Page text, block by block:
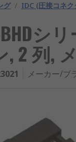
グ / IDC (圧接コネク
シ
, 2 列,
メーカー/ブ